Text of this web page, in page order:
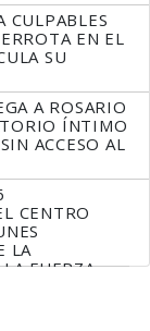
CULPABLES
EN EL
SU
A ROSARIO
ÍNTIMO
ACCESO AL
CENTRO
LA
FUERZA